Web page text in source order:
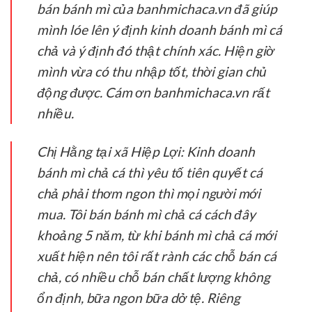
bán bánh mì của banhmichaca.vn đã giúp
mình lóe lên ý định kinh doanh bánh mì cá
chả và ý định đó thật chính xác. Hiện giờ
mình vừa có thu nhập tốt, thời gian chủ
động được. Cám ơn banhmichaca.vn rất
nhiều.
Chị Hằng tại xã Hiệp Lợi:Kinh doanh
bánh mì chả cá thì yêu tố tiên quyết cá
chả phải thơm ngon thì mọi người mới
mua. Tôi bán bánh mì chả cá cách đây
khoảng 5 năm, từ khi bánh mì chả cá mới
xuất hiện nên tôi rất rành các chỗ bán cá
chả, có nhiều chỗ bán chất lượng không
ổn định, bữa ngon bữa dở tệ. Riêng